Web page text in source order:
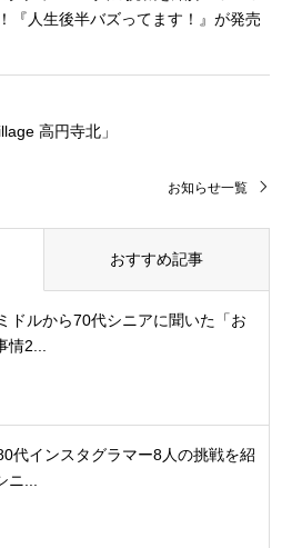
『人生後半バズってます！』が発売
高円寺北」
お知らせ一覧
おすすめ記事
ドルから70代シニアに聞いた「お
情2...
代インスタグラマー8人の挑戦を紹
ニ...